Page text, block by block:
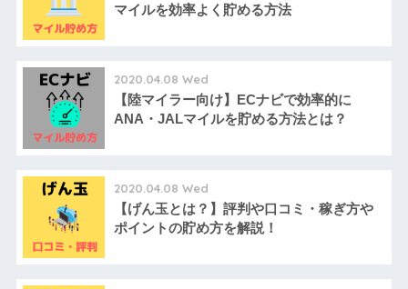
マイルを効率よく貯める方法
2020.04.08 Wed
【陸マイラー向け】ECナビで効率的に
ANA・JALマイルを貯める方法とは？
2020.04.08 Wed
【げん玉とは？】評判や口コミ・稼ぎ方や
ポイントの貯め方を解説！